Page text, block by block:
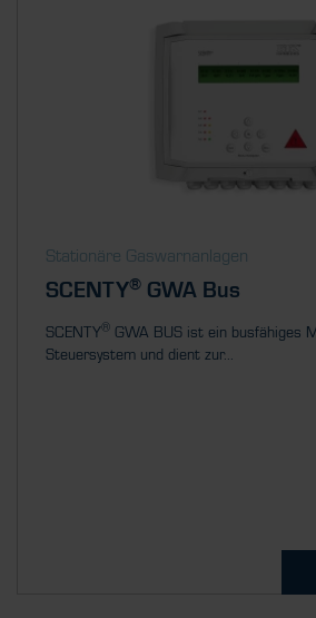
Stationäre Gaswarnanlagen
SCENTY® GWA Bus
SCENTY® GWA BUS ist ein busfähiges
Steuersystem und dient zur...